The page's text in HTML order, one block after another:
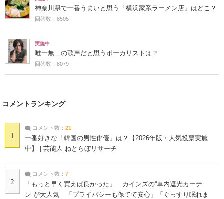
神奈川県で一番うまいと思う「横浜家系ラーメン店」はどこ？
回答数：8505
実施中
唯一無二の歌声だと思うボーカリストは？
回答数：8079
コメントランキング
1
コメント数： 21
一番好きな「韓国の男性俳優」は？【2026年版・人気投票実施
中】 | 芸能人 ねとらぼリサーチ
2
コメント数： 7
「もっと早く買えば良かった」 カインズの“車内遮光カーテ
ン”が大人気 「プライバシーも保てて安心」「ぐっすり眠れま